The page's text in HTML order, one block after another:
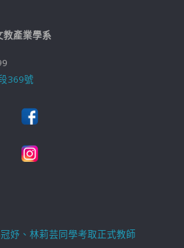
教產業學系
369號
妤、林莉芸同學考取正式教師